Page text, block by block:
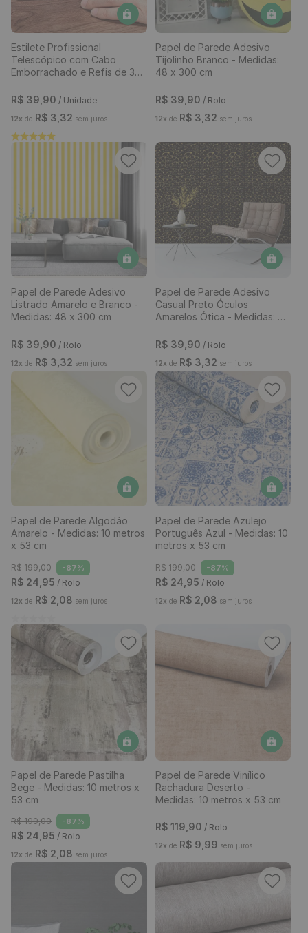
Estilete Profissional
Telescópico com Cabo
Emborrachado e Refis de 3
R$ 39 90 / Unidade
12x de R$ 3 32 sem juros
Papel de Parede Adesivo
Tijolinho Branco - Medidas:
48 x 300 cm
R$ 39 90 / Rolo
12x de R$ 3 32 sem juros
Papel de Parede Adesivo
Listrado Amarelo e Branco -
Medidas: 48 x 300 cm
R$ 39 90 / Rolo
12x de R$ 3 32 sem juros
Papel de Parede Adesivo
Casual Preto Óculos
Amarelos Ótica - Medidas: 48
R$ 39 90 / Rolo
12x de R$ 3 32 sem juros
Papel de Parede Algodão
Amarelo - Medidas: 10 metros
x 53 cm
R$ 199,00 -87%
R$ 24,95 / Rolo
Papel de Parede Azulejo
Português Azul - Medidas: 10
metros x 53 cm
R$ 199,00 -87%
R$ 24,95 / Rolo
Papel de Parede Pastilha
Bege - Medidas: 10 metros x
53 cm
R$ 199,00 -87%
R$ 24,95 / Rolo
Papel de Parede Vinílico
Rachadura Deserto -
R$ 119,90 / Rolo
12xdeR$ 9,99sem juros